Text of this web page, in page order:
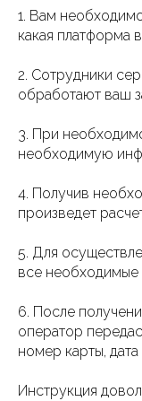
1. Вам
какая платформа
2. Сотрудники
обработают ваш
3. При
необходимую
4. Получив
произведет
5. Для
все необходимые
6. После
оператор
номер карты,
Инструкция